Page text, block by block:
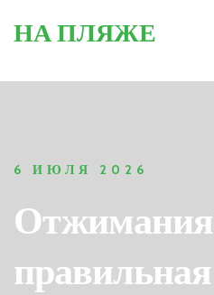
НА ПЛЯЖЕ
6 ИЮЛЯ 2026